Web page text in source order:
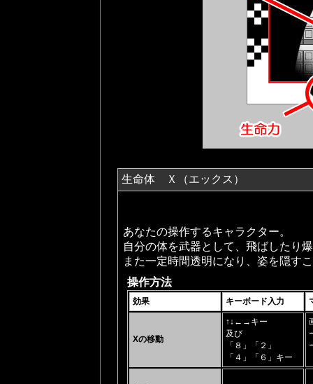
生命体 Ｘ（エックス）
あなたの操作するキャラクター。
自分の体を武器として、飛ばしたり
また一定時間透明になり、姿を隠す
操作方法
効果 キーボード入力
Xの移動
↑↓←→キー
及び
「８」「２」
「４」「６」キー